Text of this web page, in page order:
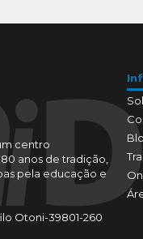
centro
anos de tradição,
pela educação e
Otoni-39801-260